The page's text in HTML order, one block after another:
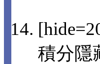
積分隱